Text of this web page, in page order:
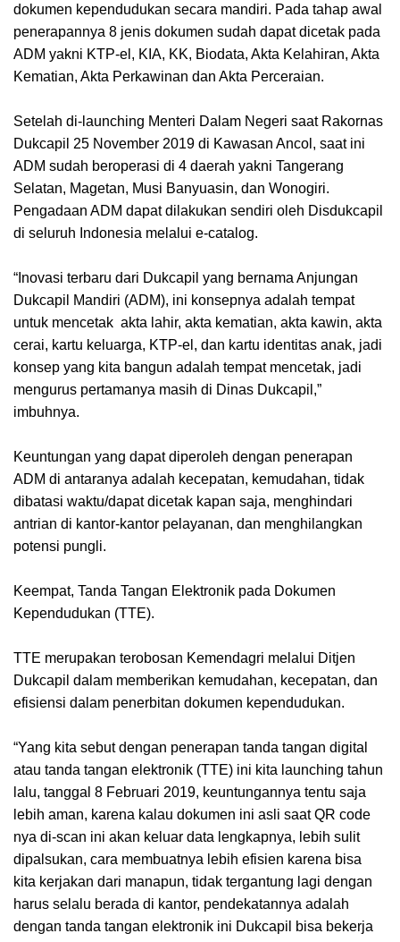
dokumen kependudukan secara mandiri. Pada tahap awal
penerapannya 8 jenis dokumen sudah dapat dicetak pada
ADM yakni KTP-el, KIA, KK, Biodata, Akta Kelahiran, Akta
Kematian, Akta Perkawinan dan Akta Perceraian.
Setelah di-launching Menteri Dalam Negeri saat Rakornas
Dukcapil 25 November 2019 di Kawasan Ancol, saat ini
ADM sudah beroperasi di 4 daerah yakni Tangerang
Selatan, Magetan, Musi Banyuasin, dan Wonogiri.
Pengadaan ADM dapat dilakukan sendiri oleh Disdukcapil
di seluruh Indonesia melalui e-catalog.
“Inovasi terbaru dari Dukcapil yang bernama Anjungan
Dukcapil Mandiri (ADM), ini konsepnya adalah tempat
untuk mencetak akta lahir, akta kematian, akta kawin, akta
cerai, kartu keluarga, KTP-el, dan kartu identitas anak, jadi
konsep yang kita bangun adalah tempat mencetak, jadi
mengurus pertamanya masih di Dinas Dukcapil,”
imbuhnya.
Keuntungan yang dapat diperoleh dengan penerapan
ADM di antaranya adalah kecepatan, kemudahan, tidak
dibatasi waktu/dapat dicetak kapan saja, menghindari
antrian di kantor-kantor pelayanan, dan menghilangkan
potensi pungli.
Keempat, Tanda Tangan Elektronik pada Dokumen
Kependudukan (TTE).
TTE merupakan terobosan Kemendagri melalui Ditjen
Dukcapil dalam memberikan kemudahan, kecepatan, dan
efisiensi dalam penerbitan dokumen kependudukan.
“Yang kita sebut dengan penerapan tanda tangan digital
atau tanda tangan elektronik (TTE) ini kita launching tahun
lalu, tanggal 8 Februari 2019, keuntungannya tentu saja
lebih aman, karena kalau dokumen ini asli saat QR code
nya di-scan ini akan keluar data lengkapnya, lebih sulit
dipalsukan, cara membuatnya lebih efisien karena bisa
kita kerjakan dari manapun, tidak tergantung lagi dengan
harus selalu berada di kantor, pendekatannya adalah
dengan tanda tangan elektronik ini Dukcapil bisa bekerja